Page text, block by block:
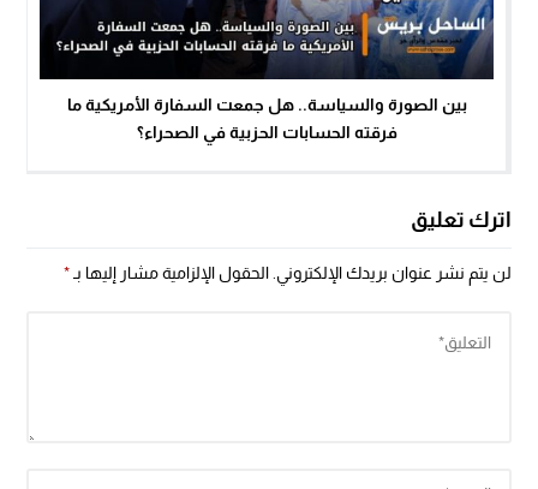
بين الصورة والسياسة.. هل جمعت السفارة الأمريكية ما
فرقته الحسابات الحزبية في الصحراء؟
اترك تعليق
لن يتم نشر عنوان بريدك الإلكتروني. الحقول الإلزامية مشار إليها بـ*